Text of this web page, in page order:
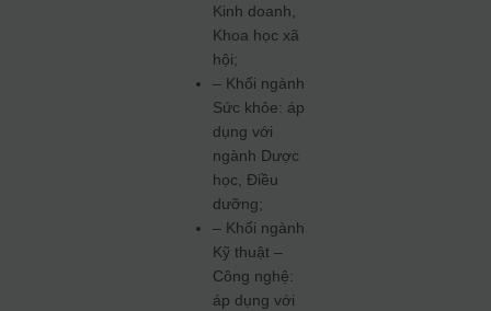
Kinh doanh,
Khoa học xã
hội;
– Khối ngành
Sức khỏe: áp
dụng với
ngành Dược
học, Điều
dưỡng;
– Khối ngành
Kỹ thuật –
Công nghệ:
áp dụng với